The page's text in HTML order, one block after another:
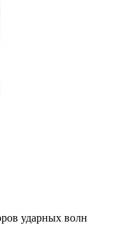
ударных волн